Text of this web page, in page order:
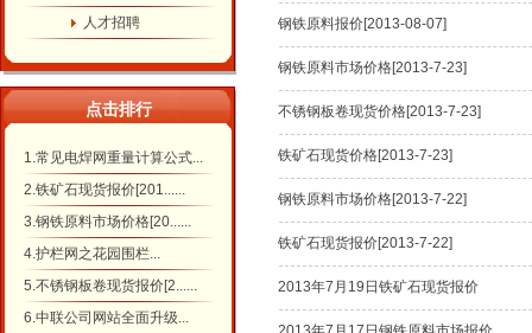
人才招聘
点击排行
1.常见电焊网重量计算公式...
2.铁矿石现货报价[201......
3.钢铁原料市场价格[20......
4.护栏网之花园围栏...
5.不锈钢板卷现货报价[2......
6.中联公司网站全面升级...
钢铁原料报价[2013-08-07]
钢铁原料市场价格[2013-7-23]
不锈钢板卷现货价格[2013-7-23]
铁矿石现货价格[2013-7-23]
钢铁原料市场价格[2013-7-22]
铁矿石现货报价[2013-7-22]
2013年7月19日铁矿石现货报价